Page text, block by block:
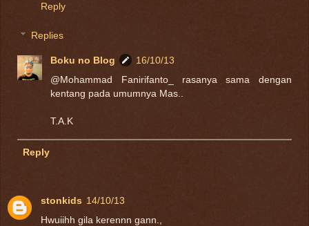
Reply
Replies
Boku no Blog
16/10/13
@Mohammad Fanirifanto_ rasanya sama dengan
kentang pada umumnya Mas..
T.A.K
Reply
stonkids 14/10/13
Hwuiihh gila kerennn gann.,